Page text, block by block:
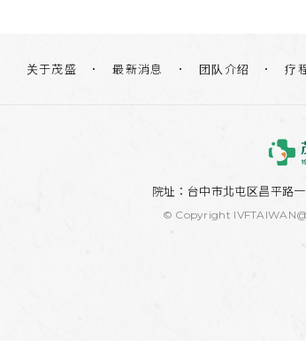
关于茂盛 最新消息 团队介绍 疗
院址： 台中市北屯区昌平路
© Copyright